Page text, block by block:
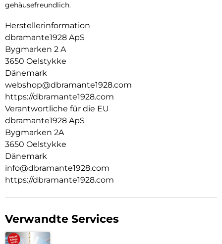
gehäusefreundlich.
Herstellerinformation
dbramante1928 ApS
Bygmarken 2 A
3650 Oelstykke
Dänemark
webshop@dbramante1928.com
https://dbramante1928.com
Verantwortliche für die EU
dbramante1928 ApS
Bygmarken 2A
3650 Oelstykke
Dänemark
info@dbramante1928.com
https://dbramante1928.com
Verwandte Services